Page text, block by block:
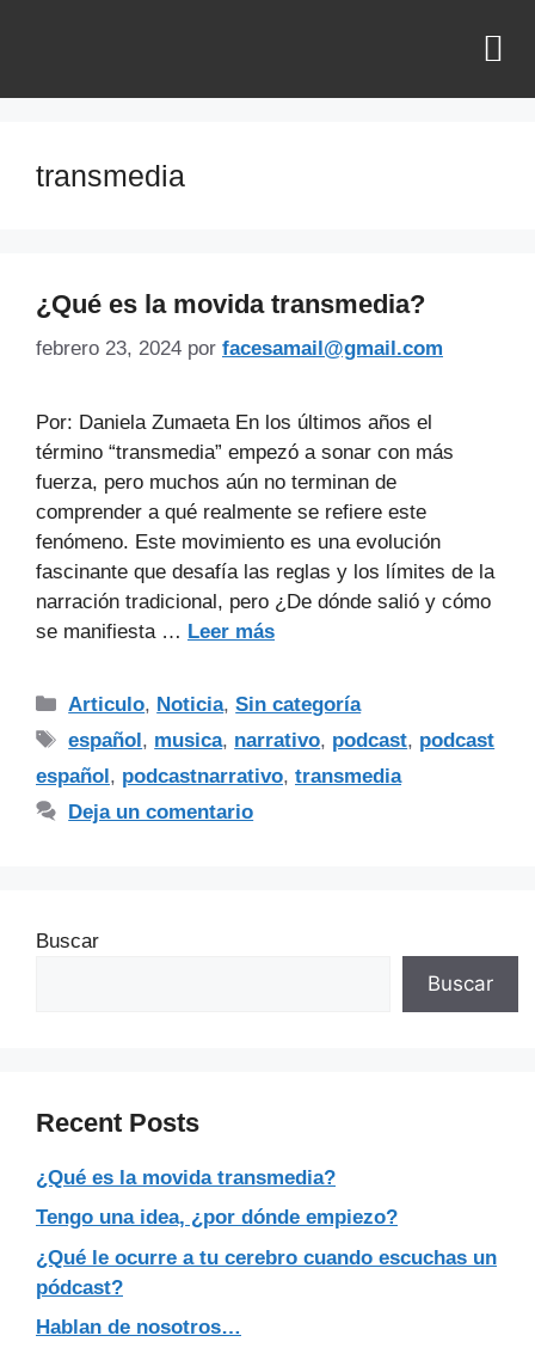
transmedia
¿Qué es la movida transmedia?
febrero 23, 2024 por facesamail@gmail.com
Por: Daniela Zumaeta En los últimos años el
término “transmedia” empezó a sonar con más
fuerza, pero muchos aún no terminan de
comprender a qué realmente se refiere este
fenómeno. Este movimiento es una evolución
fascinante que desafía las reglas y los límites de la
narración tradicional, pero ¿De dónde salió y cómo
se manifiesta … Leer más
Articulo, Noticia,Sin categoría
español, musica, narrativo, podcast, podcast
español, podcastnarrativo, transmedia
Deja un comentario
Buscar
Buscar
Recent Posts
¿Qué es la movida transmedia?
Tengo una idea, ¿por dónde empiezo?
¿Qué le ocurre a tu cerebro cuando escuchas un
pódcast?
Hablan de nosotros…